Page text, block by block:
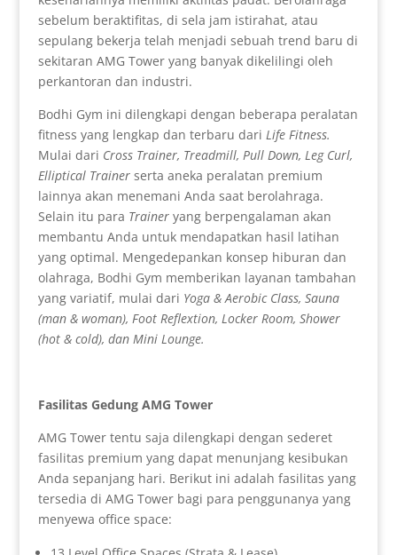
sebelum beraktifitas, di sela jam istirahat, atau
sepulang bekerja telah menjadi sebuah trend baru di
sekitaran AMG Tower yang banyak dikelilingi oleh
perkantoran dan industri.
Bodhi Gym ini dilengkapi dengan beberapa peralatan
fitness yang lengkap dan terbaru dari Life Fitness.
Mulai dari Cross Trainer, Treadmill, Pull Down, Leg Curl,
Elliptical Trainerserta aneka peralatan premium
lainnya akan menemani Anda saat berolahraga.
Selain itu para Trainer yang berpengalaman akan
membantu Anda untuk mendapatkan hasil latihan
yang optimal. Mengedepankan konsep hiburan dan
olahraga, Bodhi Gym memberikan layanan tambahan
yang variatif, mulai dari Yoga & Aerobic Class, Sauna
(man & woman), Foot Reflextion, Locker Room, Shower
(hot & cold), dan Mini Lounge.
Fasilitas GedungAMG Tower
AMG Tower tentu saja dilengkapi dengan sederet
fasilitas premium yang dapat menunjang kesibukan
Anda sepanjang hari. Berikut ini adalah fasilitas yang
tersedia di AMG Tower bagi para penggunanya yang
menyewa office space: